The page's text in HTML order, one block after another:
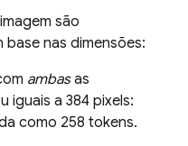
são
nas dimensões:
ambasas
iguais a 384 pixels:
como 258 tokens.